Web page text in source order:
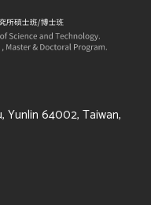
Yunlin 64002, Taiwan,